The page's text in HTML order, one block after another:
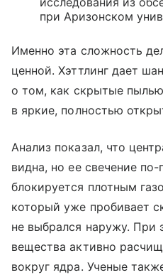
при Аризонском
Именно эта сложность
ценной. Хэттлинг дает
о том, как скрытые
в яркие, полностью
Анализ показал, что
видна, но ее свечение
блокируется плотным
который уже пробивает
не выбрался наружу.
вещества активно
вокруг ядра. Ученые